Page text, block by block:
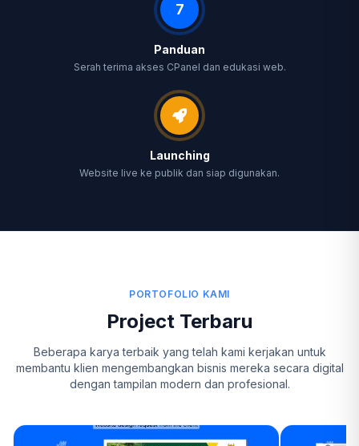
7
Panduan
Serah terima akses CPanel dan edukasi web.
Launching
Website live ke publik dan siap digunakan.
PORTOFOLIO KAMI
Project Terbaru
Beberapa karya terbaik yang telah kami kerjakan untuk
membantu klien mengembangkan bisnis mereka secara digital
dengan tampilan modern dan profesional.